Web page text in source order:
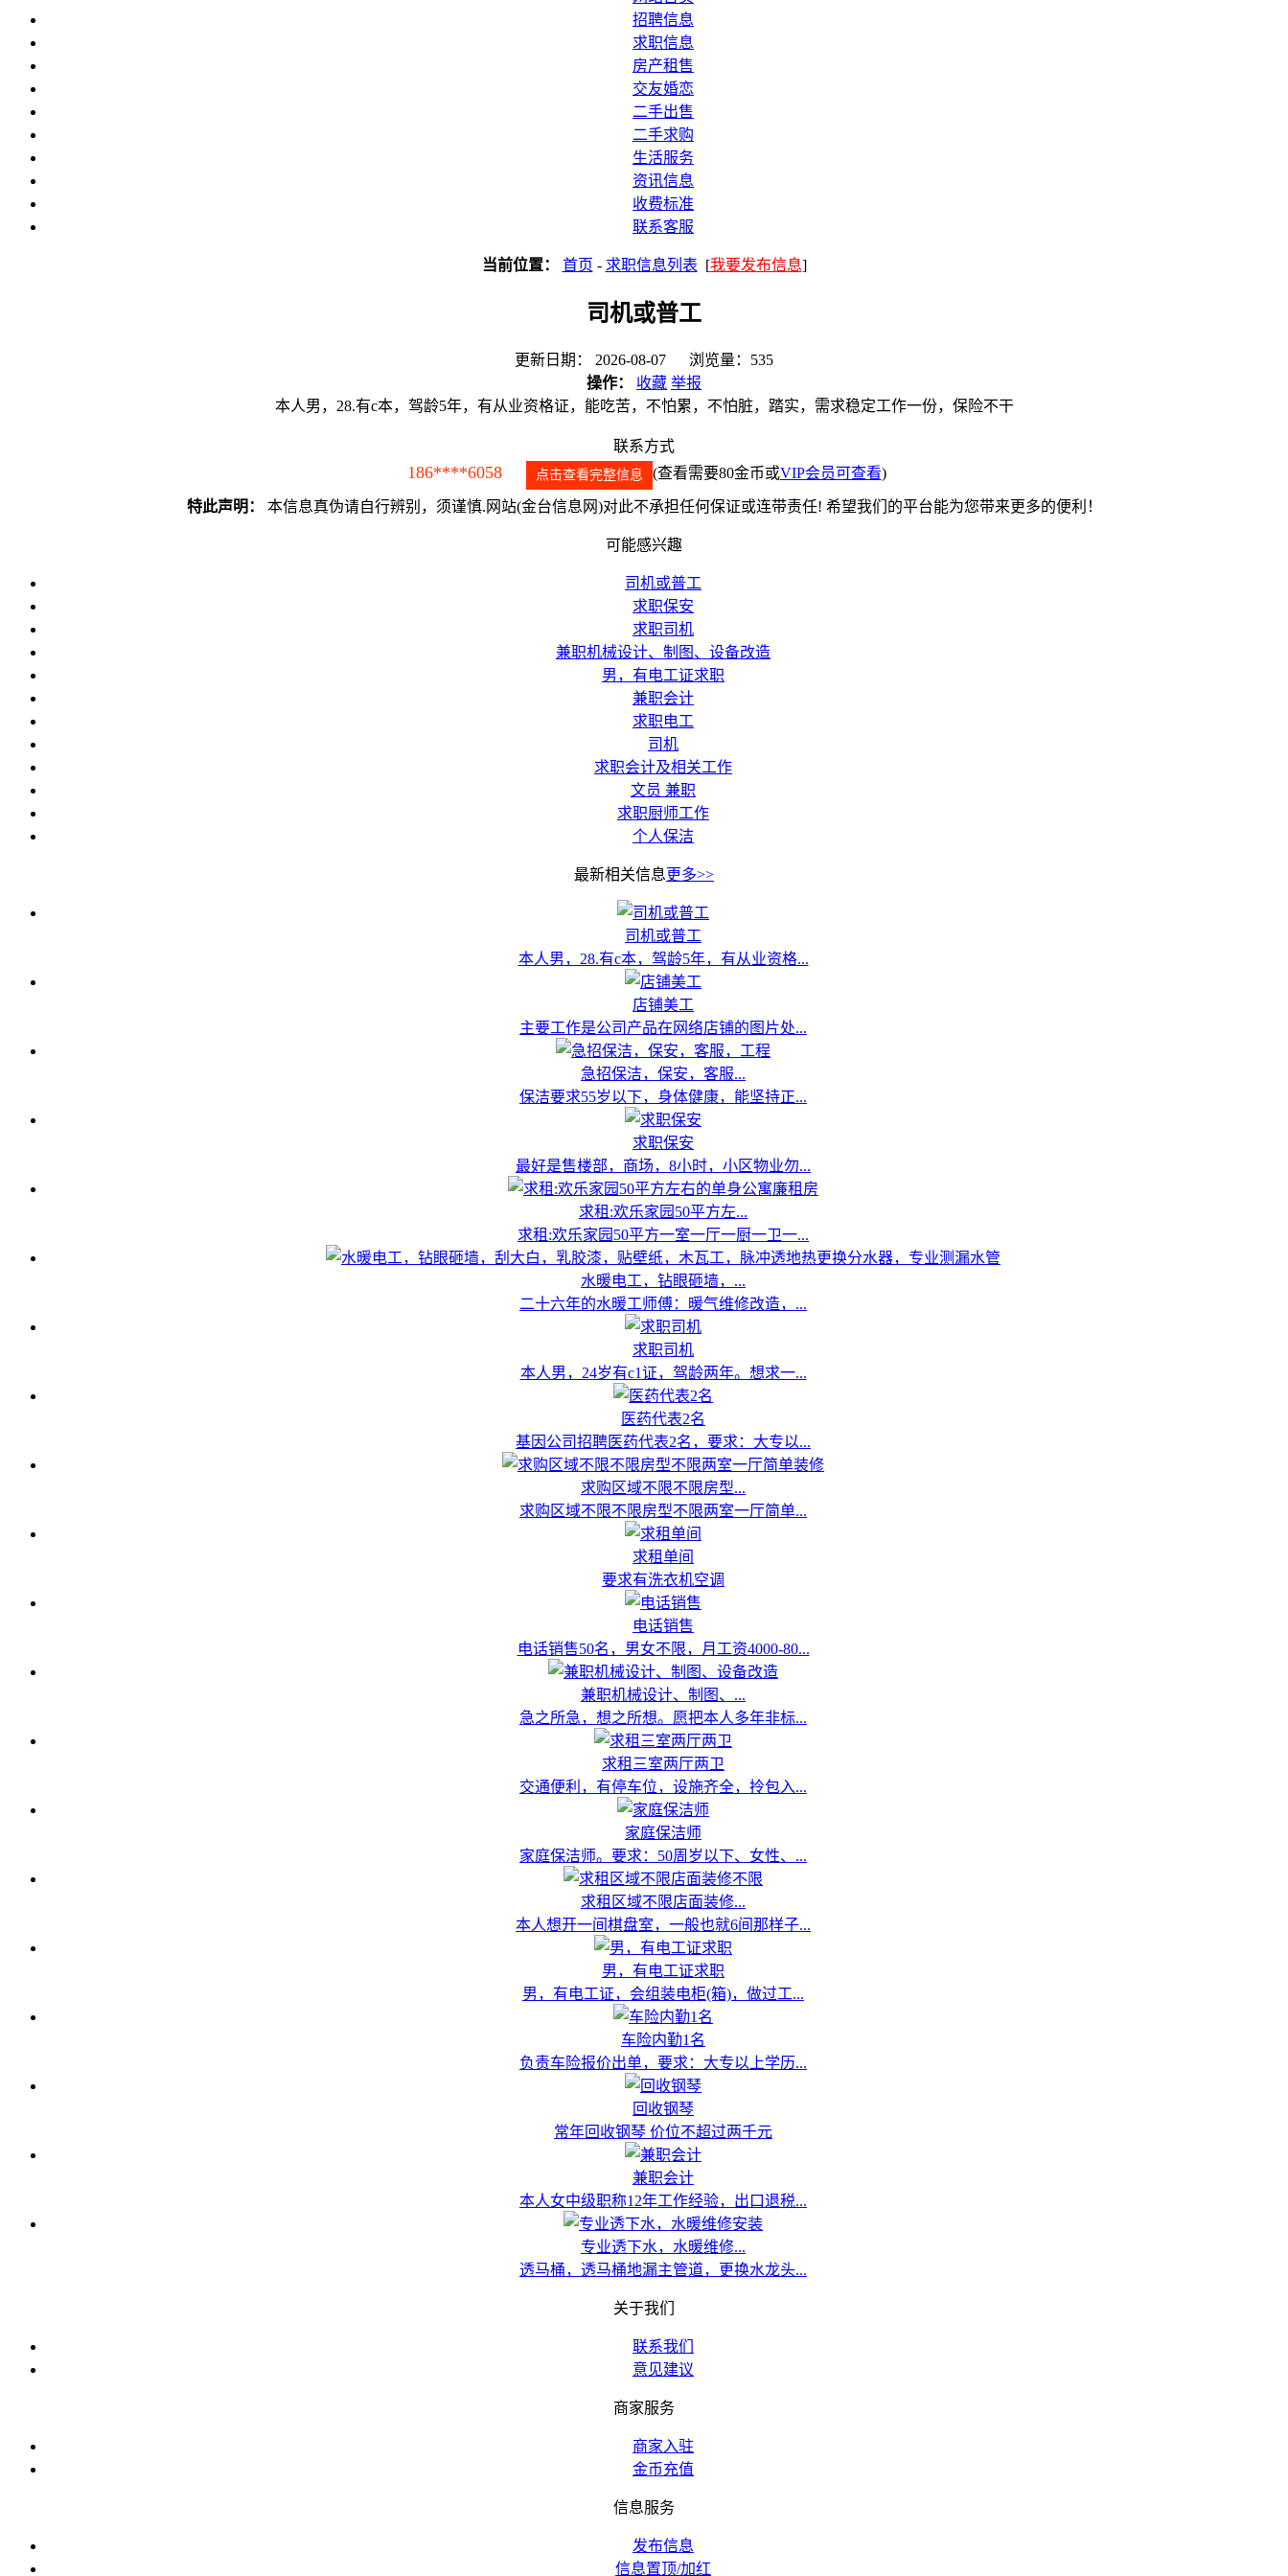
招聘信息
求职信息
房产租售
交友婚恋
二手出售
二手求购
生活服务
资讯信息
收费标准
联系客服
当前位置： 首页 - 求职信息列表 [我要发布信息]
司机或普工
更新日期： 2026-08-07 浏览量：535
操作：
收藏 举报
本人男，28.有c本，驾龄5年，有从业资格证，能吃苦，不怕累，不怕脏，踏实，需求稳定工作一份，保险不干
联系方式
186****6058 点击查看完整信息 (查看需要80金币或VIP会员可查看)
特此声明： 本信息真伪请自行辨别，须谨慎.网站(金台信息网)对此不承担任何保证或连带责任! 希望我们的平台能为您带来更多的便利！
可能感兴趣
司机或普工
求职保安
求职司机
兼职机械设计、制图、设备改造
男，有电工证求职
兼职会计
求职电工
司机
求职会计及相关工作
文员 兼职
求职厨师工作
个人保洁
最新相关信息更多>>
司机或普工
本人男，28.有c本，驾龄5年，有从业资格...
店铺美工
主要工作是公司产品在网络店铺的图片处...
急招保洁，保安，客服...
保洁要求55岁以下，身体健康，能坚持正...
求职保安
最好是售楼部，商场，8小时，小区物业勿...
求租:欢乐家园50平方左...
求租:欢乐家园50平方一室一厅一厨一卫一...
水暖电工，钻眼砸墙，...
二十六年的水暖工师傅：暖气维修改造，...
求职司机
本人男，24岁有c1证，驾龄两年。想求一...
医药代表2名
基因公司招聘医药代表2名，要求：大专以...
求购区域不限不限房型...
求购区域不限不限房型不限两室一厅简单...
求租单间
要求有洗衣机空调
电话销售
电话销售50名，男女不限，月工资4000-80...
兼职机械设计、制图、...
急之所急，想之所想。愿把本人多年非标...
求租三室两厅两卫
交通便利，有停车位，设施齐全，拎包入...
家庭保洁师
家庭保洁师。要求：50周岁以下、女性、...
求租区域不限店面装修...
本人想开一间棋盘室，一般也就6间那样子...
男，有电工证求职
男，有电工证，会组装电柜(箱)，做过工...
车险内勤1名
负责车险报价出单，要求：大专以上学历...
回收钢琴
常年回收钢琴 价位不超过两千元
兼职会计
本人女中级职称12年工作经验，出口退税...
专业透下水，水暖维修...
透马桶，透马桶地漏主管道，更换水龙头...
关于我们
联系我们
意见建议
商家服务
商家入驻
金币充值
信息服务
发布信息
信息置顶/加红